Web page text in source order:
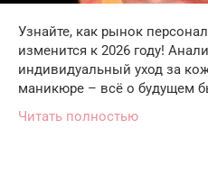
Узнайте, как рынок
изменится к 2026 году!
индивидуальный уход за
маникюре – всё о будущем
Читать полностью